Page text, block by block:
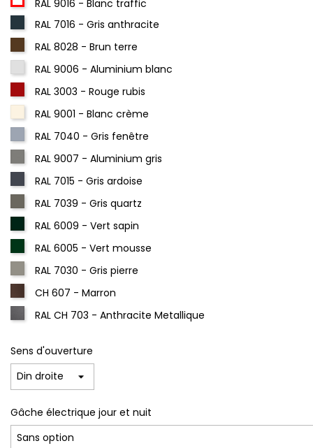
RAL 9016 - Blanc traffic
RAL 7016 - Gris anthracite
RAL 8028 - Brun terre
RAL 9006 - Aluminium blanc
RAL 3003 - Rouge rubis
RAL 9001 - Blanc crème
RAL 7040 - Gris fenêtre
RAL 9007 - Aluminium gris
RAL 7015 - Gris ardoise
RAL 7039 - Gris quartz
RAL 6009 - Vert sapin
RAL 6005 - Vert mousse
RAL 7030 - Gris pierre
CH 607 - Marron
RAL CH 703 - Anthracite Metallique
Sens d'ouverture
Gâche électrique jour et nuit